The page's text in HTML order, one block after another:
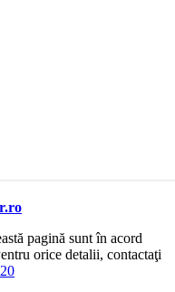
pagină sunt în acord
orice detalii, contactaţi